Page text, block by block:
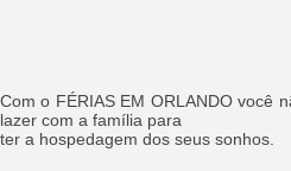
Com o FÉRIAS EM ORLANDO você
lazer com a família para
ter a hospedagem dos seus sonhos.